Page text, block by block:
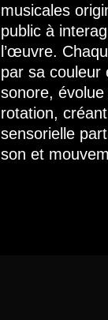
musicales
public à
l’œuvre.
par sa couleur
sonore,
rotation,
sensorielle
son et